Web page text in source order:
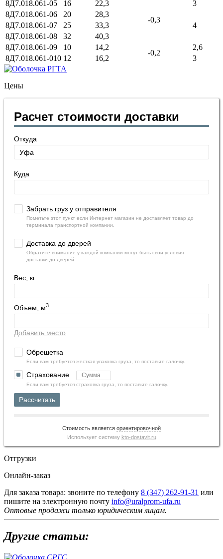
8Д7.018.061-05
16
22,3
-0,3
3
8Д7.018.061-06
20
28,3
4
8Д7.018.061-07 25
33,3
8Д7.018.061-08
32
40,3
8Д7.018.061-09
10 14,2
-0,2
2,6
8Д7.018.061-010 12 16,2 3
Цены
Расчет стоимости доставки
Откуда
Куда
Забрать груз у отправителя
Пометьте этот пункт если Интернет магазин не доставляет товар до
терминала транспортной компании.
Доставка до дверей
Обратите внимание у каждой компании могут быть свои условия
доставки до дверей.
Вес, кг
Объем, м3
Добавить место
Обрешетка
Если вам требуется жесткая упаковка груза, то поставьте галочку.
Страхование
Если вам требуется страховка груза, то поставьте галочку.
Рассчитать
Стоимость является ориентировочной
Использует систему kto-dostavit.ru
Отгрузки
Онлайн-заказ
Для заказа товара: звоните по телефону 8 (347) 262‑91‑31 или
пишите на электронную почту info@uralprom-ufa.ru
Оптовые продажи только юридическим лицам.
Другие статьи: